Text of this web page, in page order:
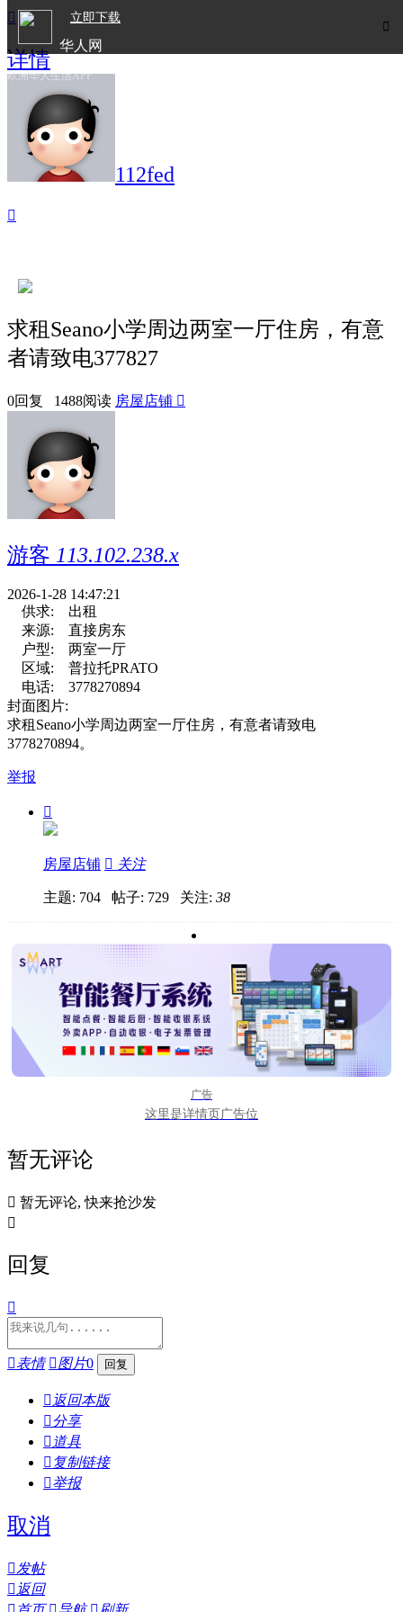

立即下载
华人网
欧洲华人生活APP

详情
112fed

求租Seano小学周边两室一厅住房，有意
者请致电377827
0回复 1488阅读 房屋店铺 
游客 113.102.238.x
2026-1-28 14:47:21
供求:
出租
来源:
直接房东
户型:
两室一厅
区域:
普拉托PRATO
电话:
3778270894
封面图片:
求租Seano小学周边两室一厅住房，有意者请致电
3778270894。
举报

房屋店铺  关注
主题: 704 帖子: 729 关注: 38
广告
这里是详情页广告位
暂无评论
 暂无评论, 快来抢沙发

回复

表情 图片0
 返回本版
分享
 道具
 复制链接
举报
取消
发帖
 返回